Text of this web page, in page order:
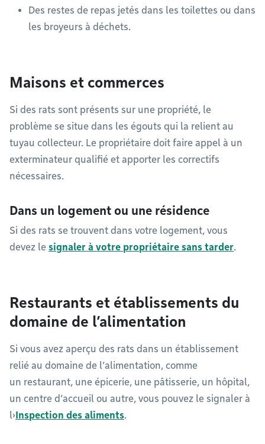
Des restes de repas jetés dans les toilettes ou dans
les broyeurs à déchets.
Maisons et commerces
Si des rats sont présents sur une propriété, le
problème se situe dans les égouts qui la relient au
tuyau collecteur. Le propriétaire doit faire appel à un
exterminateur qualifié et apporter les correctifs
nécessaires.
Dans un logement ou une résidence
Si des rats se trouvent dans votre logement, vous
devez le signaler à votre propriétaire sans tarder.
Restaurants et établissements du
domaine de l’alimentation
Si vous avez aperçu des rats dans un établissement
relié au domaine de l’alimentation, comme
un restaurant, une épicerie, une pâtisserie, un hôpital,
un centre d’accueil ou autre, vous pouvez le signaler à
l›Inspection des aliments.